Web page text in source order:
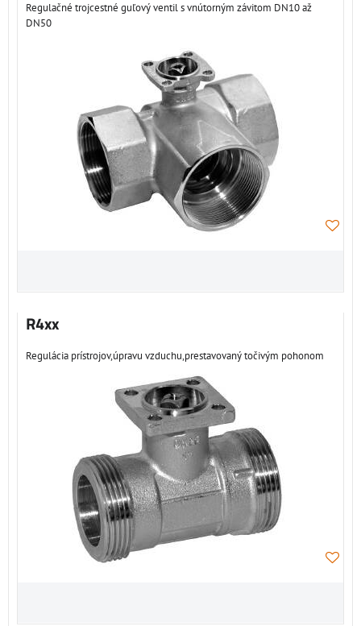
Regulačné trojcestné guľový ventil s vnútorným závitom DN10 až
DN50
R4xx
Regulácia prístrojov,úpravu vzduchu,prestavovaný točivým pohonom